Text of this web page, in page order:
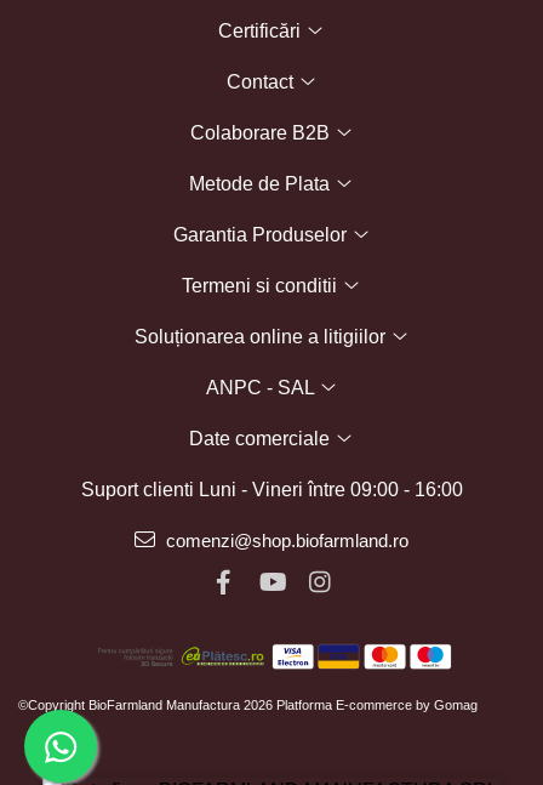
Certificări
Contact
Colaborare B2B
Metode de Plata
Garantia Produselor
Termeni si conditii
Soluționarea online a litigiilor
ANPC - SAL
Date comerciale
Suport clienti Luni - Vineri între 09:00 - 16:00
comenzi@shop.biofarmland.ro
©Copyright BioFarmland Manufactura 2026 Platforma E-commerce by Gomag